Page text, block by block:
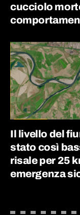
cucciolo
Il livello del
stato così
risale per 25
emergenza